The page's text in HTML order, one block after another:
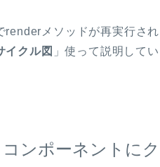
renderメソッドが再実行さ
イクル図 」使って説明して
ンポーネントに